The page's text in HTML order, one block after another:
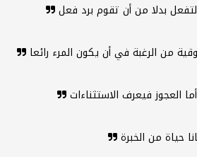
بدلا من أن تقوم برد فعل
من الرغبة في أن يكون المرء رائعا
العجوز فيعرف الاستثناءات
حياة من الخبرة